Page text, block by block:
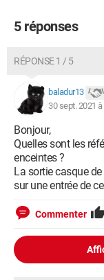
5 réponses
RÉPONSE 1 / 5
baladur13
30 sept. 2021
Bonjour,
Quelles sont les
enceintes ?
La sortie casque
sur une entrée de
Commenter